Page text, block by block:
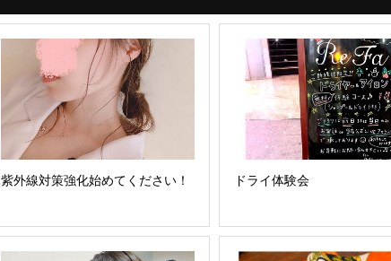
紫外線対策強化始めてください！ ドライ体験会